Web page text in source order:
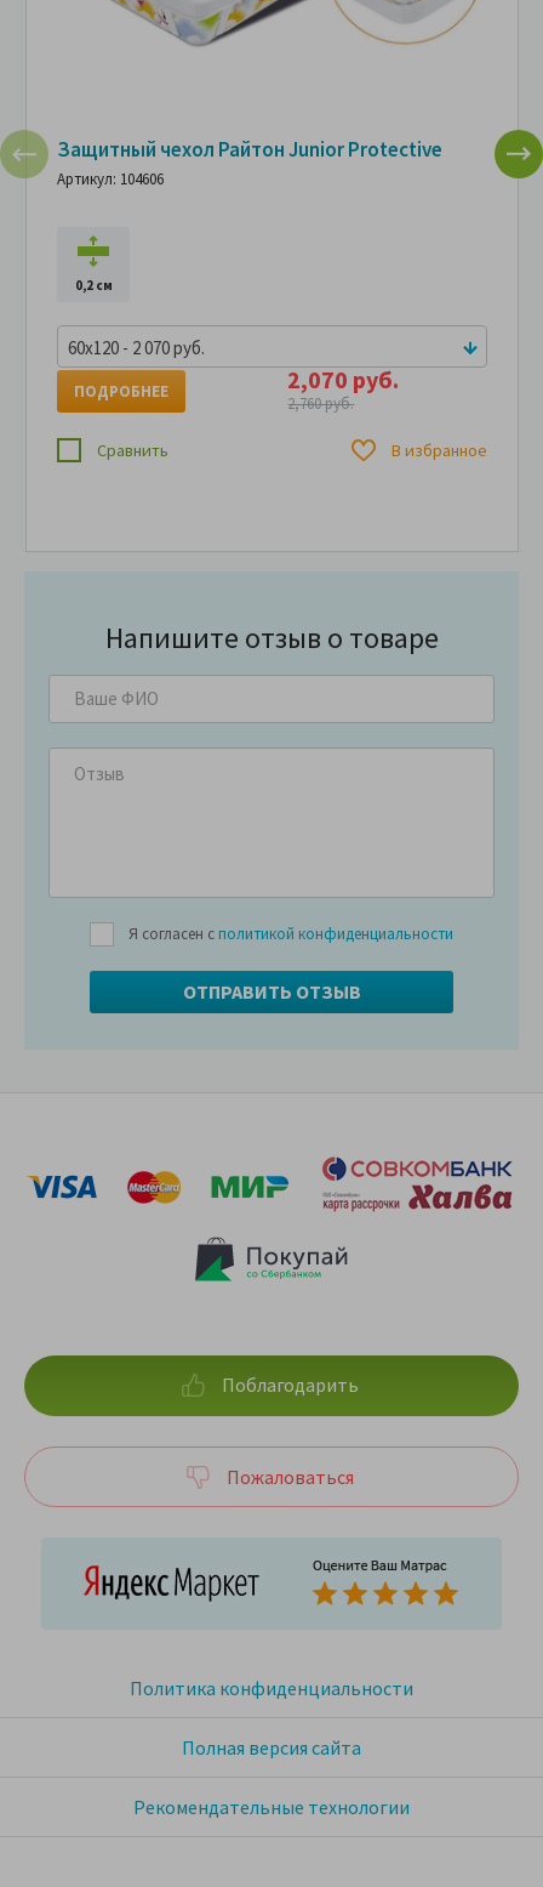
Защитный чехол Райтон Junior Protective
Артикул: 104606
0,2 см
60x120 - 2 070 руб.
2,070 руб.
2,760 руб.
ПОДРОБНЕЕ
Сравнить В избранное
Напишите отзыв о товаре
Я согласен с политикой конфиденциальности
Политика конфиденциальности
Полная версия сайта
Рекомендательные технологии
Поблагодарить
Пожаловаться